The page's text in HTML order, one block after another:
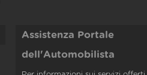
Assistenza Portale
dell'Automobilista